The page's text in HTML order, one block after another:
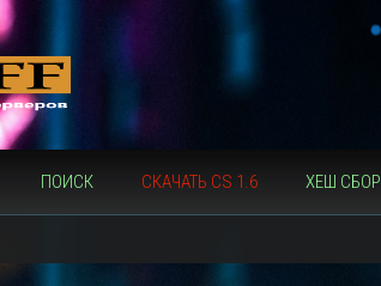
ПОИСК СКАЧАТЬ CS 1.6 ХЕШ